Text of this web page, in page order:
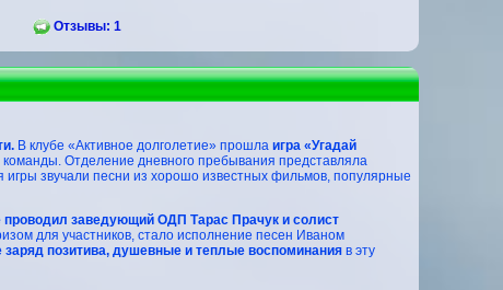
Отзывы: 1
В клубе «Активное долголетие» прошла игра «Угадай
Отделение дневного пребывания представляла
игры звучали песни из хорошо известных фильмов, популярные
проводил заведующий ОДП Тарас Прачук и солист
для участников, стало исполнение песен Иваном
позитива, душевные и теплые воспоминанияв эту